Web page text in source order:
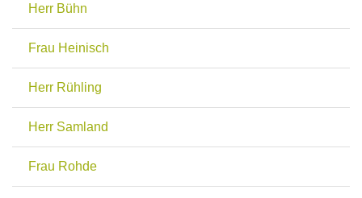
Herr Bühn
Frau Heinisch
Herr Rühling
Herr Samland
Frau Rohde